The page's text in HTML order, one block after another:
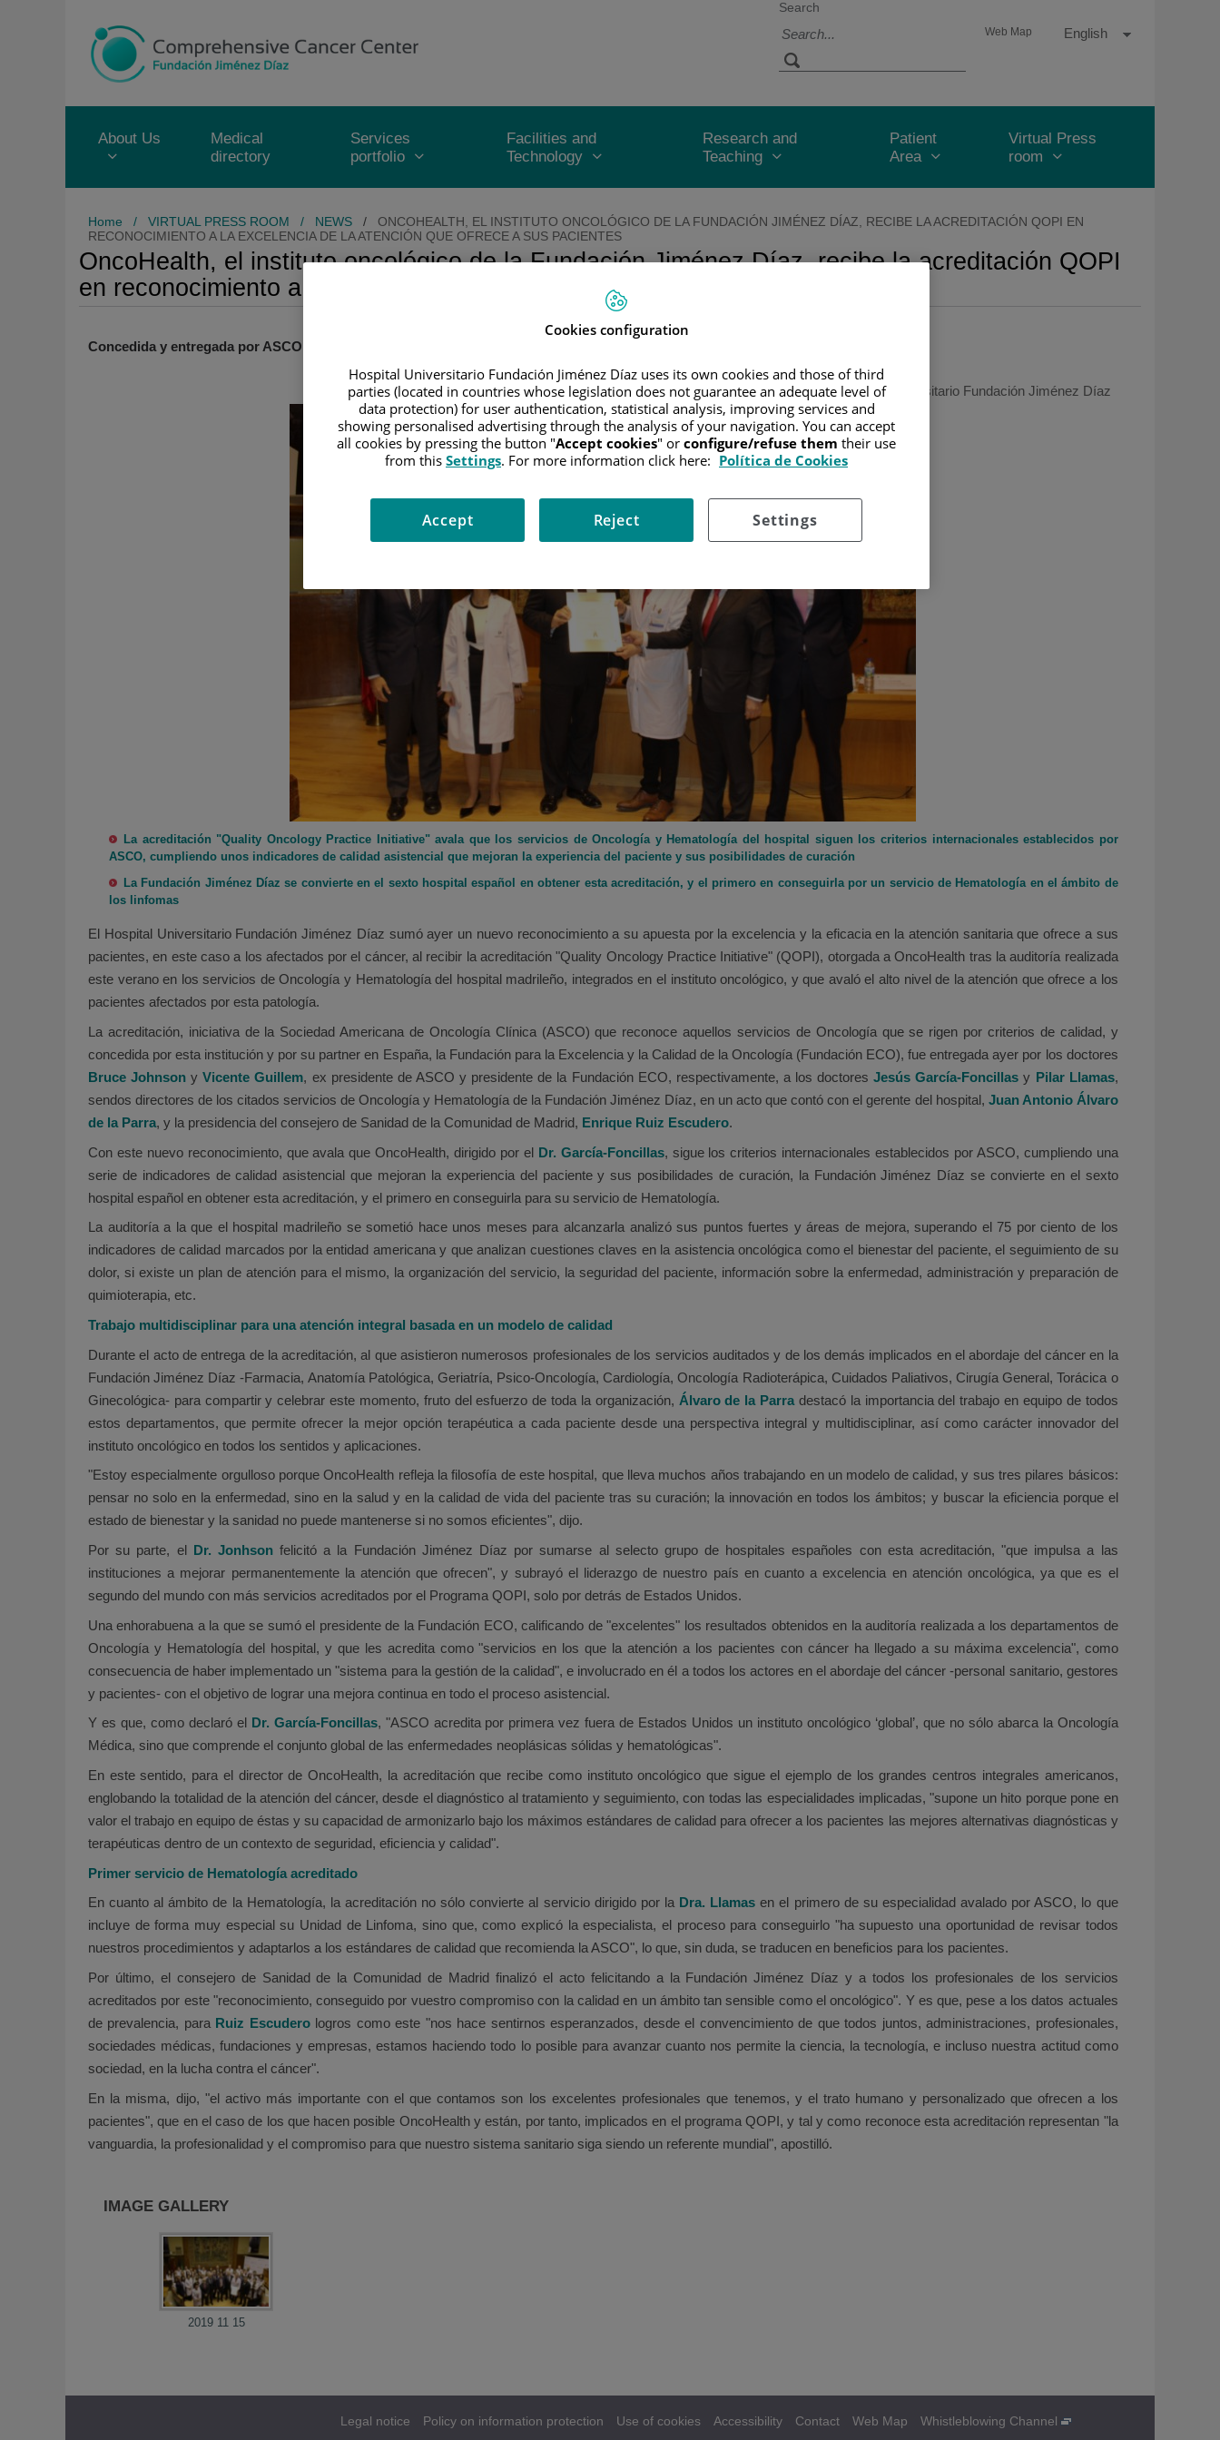
content
Search
Web Map
Language
Active
English
About Us
Medical
directory
Services
portfolio
Facilities and
Technology
Research and
Teaching
Patient
Area
Virtual Press
room
Home / VIRTUAL PRESS ROOM / NEWS / ONCOHEALTH, EL INSTITUTO ONCOLÓGICO DE LA FUNDACIÓN JIMÉNEZ DÍAZ, RECIBE LA ACREDITACIÓN QOPI EN
RECONOCIMIENTO A LA EXCELENCIA DE LA ATENCIÓN QUE OFRECE A SUS PACIENTES
OncoHealth, el instituto oncológico de la Fundación Jiménez Díaz, recibe la acreditación QOPI
en reconocimiento a la excelencia de la atención que ofrece a sus pacientes
Concedida y entregada por ASCO y Fundacion ECO en un acto presidido por el consejero de Sanidad de la Comunidad de Madrid
15 de noviembre de 2019/Hospital Universitario Fundación Jiménez Díaz
La acreditación "Quality Oncology Practice Initiative" avala que los servicios de Oncología y Hematología del hospital siguen los criterios internacionales establecidos por
ASCO, cumpliendo unos indicadores de calidad asistencial que mejoran la experiencia del paciente y sus posibilidades de curación
La Fundación Jiménez Díaz se convierte en el sexto hospital español en obtener esta acreditación, y el primero en conseguirla por un servicio de Hematología en el ámbito de
los linfomas
El Hospital Universitario Fundación Jiménez Díaz sumó ayer un nuevo reconocimiento a su apuesta por la excelencia y la eficacia en la atención sanitaria que ofrece a sus
pacientes, en este caso a los afectados por el cáncer, al recibir la acreditación "Quality Oncology Practice Initiative" (QOPI), otorgada a OncoHealth tras la auditoría realizada
este verano en los servicios de Oncología y Hematología del hospital madrileño, integrados en el instituto oncológico, y que avaló el alto nivel de la atención que ofrece a los
pacientes afectados por esta patología.
La acreditación, iniciativa de la Sociedad Americana de Oncología Clínica (ASCO) que reconoce aquellos servicios de Oncología que se rigen por criterios de calidad, y
concedida por esta institución y por su partner en España, la Fundación para la Excelencia y la Calidad de la Oncología (Fundación ECO), fue entregada ayer por los doctores
Bruce Johnson yVicente Guillem, ex presidente de ASCO y presidente de la Fundación ECO, respectivamente, a los doctoresJesús García-Foncillas y Pilar Llamas,
sendos directores de los citados servicios de Oncología y Hematología de la Fundación Jiménez Díaz, en un acto que contó con el gerente del hospital, Juan Antonio Álvaro
de la Parra, y la presidencia del consejero de Sanidad de la Comunidad de Madrid, Enrique Ruiz Escudero.
Con este nuevo reconocimiento, que avala que OncoHealth, dirigido por el Dr. García-Foncillas, sigue los criterios internacionales establecidos por ASCO, cumpliendo una
serie de indicadores de calidad asistencial que mejoran la experiencia del paciente y sus posibilidades de curación, la Fundación Jiménez Díaz se convierte en el sexto
hospital español en obtener esta acreditación, y el primero en conseguirla para su servicio de Hematología.
La auditoría a la que el hospital madrileño se sometió hace unos meses para alcanzarla analizó sus puntos fuertes y áreas de mejora, superando el 75 por ciento de los
indicadores de calidad marcados por la entidad americana y que analizan cuestiones claves en la asistencia oncológica como el bienestar del paciente, el seguimiento de su
dolor, si existe un plan de atención para el mismo, la organización del servicio, la seguridad del paciente, información sobre la enfermedad, administración y preparación de
quimioterapia, etc.
Trabajo multidisciplinar para una atención integral basada en un modelo de calidad
Durante el acto de entrega de la acreditación, al que asistieron numerosos profesionales de los servicios auditados y de los demás implicados en el abordaje del cáncer en la
Fundación Jiménez Díaz -Farmacia, Anatomía Patológica, Geriatría, Psico-Oncología, Cardiología, Oncología Radioterápica, Cuidados Paliativos, Cirugía General, Torácica o
Ginecológica- para compartir y celebrar este momento, fruto del esfuerzo de toda la organización, Álvaro de la Parra destacó la importancia del trabajo en equipo de todos
estos departamentos, que permite ofrecer la mejor opción terapéutica a cada paciente desde una perspectiva integral y multidisciplinar, así como carácter innovador del
instituto oncológico en todos los sentidos y aplicaciones.
"Estoy especialmente orgulloso porque OncoHealth refleja la filosofía de este hospital, que lleva muchos años trabajando en un modelo de calidad, y sus tres pilares básicos:
pensar no solo en la enfermedad, sino en la salud y en la calidad de vida del paciente tras su curación; la innovación en todos los ámbitos; y buscar la eficiencia porque el
estado de bienestar y la sanidad no puede mantenerse si no somos eficientes", dijo.
Por su parte, el Dr. Jonhsonfelicitó a la Fundación Jiménez Díaz por sumarse al selecto grupo de hospitales españoles con esta acreditación, "que impulsa a las
instituciones a mejorar permanentemente la atención que ofrecen", y subrayó el liderazgo de nuestro país en cuanto a excelencia en atención oncológica, ya que es el
segundo del mundo con más servicios acreditados por el Programa QOPI, solo por detrás de Estados Unidos.
Una enhorabuena a la que se sumó el presidente de la Fundación ECO, calificando de "excelentes" los resultados obtenidos en la auditoría realizada a los departamentos de
Oncología y Hematología del hospital, y que les acredita como "servicios en los que la atención a los pacientes con cáncer ha llegado a su máxima excelencia", como
consecuencia de haber implementado un "sistema para la gestión de la calidad", e involucrado en él a todos los actores en el abordaje del cáncer -personal sanitario, gestores
y pacientes- con el objetivo de lograr una mejora continua en todo el proceso asistencial.
Y es que, como declaró el Dr. García-Foncillas, "ASCO acredita por primera vez fuera de Estados Unidos un instituto oncológico ‘global’, que no sólo abarca la Oncología
Médica, sino que comprende el conjunto global de las enfermedades neoplásicas sólidas y hematológicas".
En este sentido, para el director de OncoHealth, la acreditación que recibe como instituto oncológico que sigue el ejemplo de los grandes centros integrales americanos,
englobando la totalidad de la atención del cáncer, desde el diagnóstico al tratamiento y seguimiento, con todas las especialidades implicadas, "supone un hito porque pone en
valor el trabajo en equipo de éstas y su capacidad de armonizarlo bajo los máximos estándares de calidad para ofrecer a los pacientes las mejores alternativas diagnósticas y
terapéuticas dentro de un contexto de seguridad, eficiencia y calidad".
Primer servicio de Hematología acreditado
En cuanto al ámbito de la Hematología, la acreditación no sólo convierte al servicio dirigido por la Dra. Llamas en el primero de su especialidad avalado por ASCO, lo que
incluye de forma muy especial su Unidad de Linfoma, sino que, como explicó la especialista, el proceso para conseguirlo "ha supuesto una oportunidad de revisar todos
nuestros procedimientos y adaptarlos a los estándares de calidad que recomienda la ASCO", lo que, sin duda, se traducen en beneficios para los pacientes.
Por último, el consejero de Sanidad de la Comunidad de Madrid finalizó el acto felicitando a la Fundación Jiménez Díaz y a todos los profesionales de los servicios
acreditados por este "reconocimiento, conseguido por vuestro compromiso con la calidad en un ámbito tan sensible como el oncológico". Y es que, pese a los datos actuales
de prevalencia, para Ruiz Escuderologros como este "nos hace sentirnos esperanzados, desde el convencimiento de que todos juntos, administraciones, profesionales,
sociedades médicas, fundaciones y empresas, estamos haciendo todo lo posible para avanzar cuanto nos permite la ciencia, la tecnología, e incluso nuestra actitud como
sociedad, en la lucha contra el cáncer".
En la misma, dijo, "el activo más importante con el que contamos son los excelentes profesionales que tenemos, y el trato humano y personalizado que ofrecen a los
pacientes", que en el caso de los que hacen posible OncoHealth y están, por tanto, implicados en el programa QOPI, y tal y como reconoce esta acreditación representan "la
vanguardia, la profesionalidad y el compromiso para que nuestro sistema sanitario siga siendo un referente mundial", apostilló.
IMAGE GALLERY
2019 11 15
Legal notice Policy on information protection Use of cookies Accessibility Contact Web Map Whistleblowing Channel
Cookies configuration
Hospital Universitario Fundación Jiménez Díaz uses its own cookies and those of third
parties (located in countries whose legislation does not guarantee an adequate level of
data protection) for user authentication, statistical analysis, improving services and
showing personalised advertising through the analysis of your navigation. You can accept
all cookies by pressing the button "Accept cookies" or configure/refuse them their use
from this Settings. For more information click here: Política de Cookies
Settings
Reject
Accept